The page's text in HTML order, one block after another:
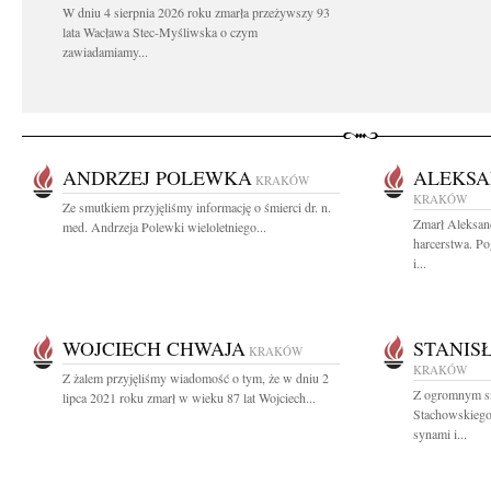
W dniu 4 sierpnia 2026 roku zmarła przeżywszy 93
lata Wacława Stec-Myśliwska o czym
zawiadamiamy...
ANDRZEJ POLEWKA KRAKÓW
Ze smutkiem przyjęliśmy informację o śmierci dr. n.
med. Andrzeja Polewki wieloletniego...
KRAKÓW
Zmarł
harcerstwa.
i...
WOJCIECH CHWAJA KRAKÓW
Z żalem przyjęliśmy wiadomość o tym, że w dniu 2
lipca 2021 roku zmarł w wieku 87 lat Wojciech...
KRAKÓW
Z ogromnym
synami i...